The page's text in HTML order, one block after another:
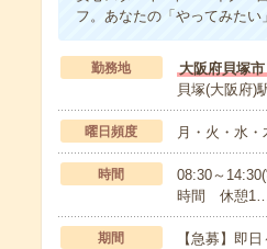
フ。あなたの「やってみたい
勤務地
大阪府貝塚市
貝塚(大阪府)
曜日頻度 月・火・水
時間
08:30～
時間 休憩
期間 【急募】即